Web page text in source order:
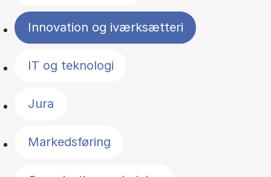
Innovation og iværksætteri
IT og teknologi
Jura
Markedsføring